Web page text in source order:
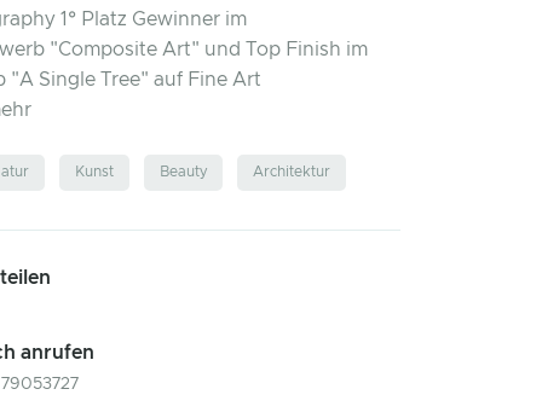
1° Platz Gewinner im
"Composite Art" und Top Finish im
"A Single Tree" auf Fine Art
Kunst Beauty Architektur
anrufen